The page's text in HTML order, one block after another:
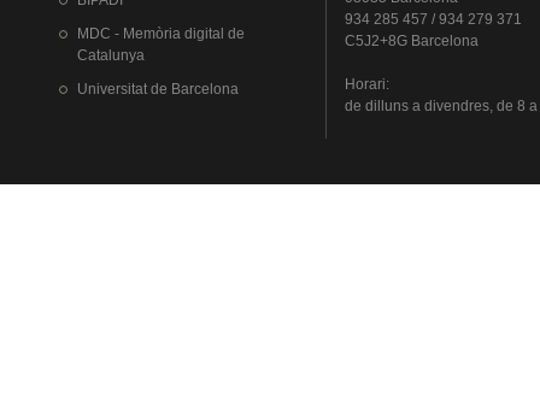
MDC - Memòria digital de
Catalunya
Universitat de Barcelona
934 285 457 / 934 279 371
C5J2+8G Barcelona
Horari:
de dillunsa divendres, de 8